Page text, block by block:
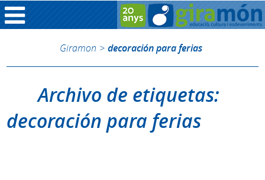
Giramon > decoración para ferias
Archivo de etiquetas:
decoración para ferias